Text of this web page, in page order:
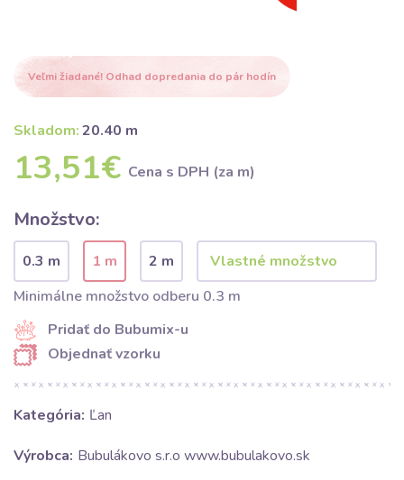
Veľmi žiadané! Odhad dopredania do pár hodín
Skladom:20.40 m
13,51€ Cena s DPH (za m)
Množstvo:
0.3 m 1 m
2 m
Minimálne množstvo odberu 0.3 m
Pridať do Bubumix-u
Objednať vzorku
Kategória: Ľan
Výrobca: Bubulákovo s.r.o www.bubulakovo.sk